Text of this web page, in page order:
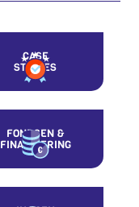
CASE
STUDIES
FONDSEN &
FINANCIERING